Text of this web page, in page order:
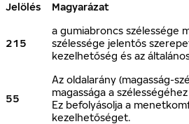
Jelölés Magyarázat
215
a gumiabroncs szélessége
szélessége jelentős
kezelhetőség és az
55
Az oldalarány (magasság-
magassága a
Ez befolyásolja a
kezelhetőséget.